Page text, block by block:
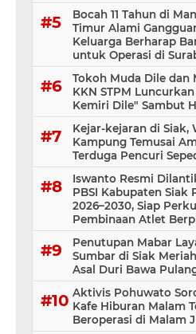
Bocah 11 Tahun di
Timur Alami
Keluarga Berharap
untuk Operasi di
Tokoh Muda Dile dan
KKN STPM
Kemiri Dile" Sambut
Kejar-kejaran di Siak,
Kampung Temusai
Terduga Pencuri
Iswanto Resmi
PBSI Kabupaten Siak
2026–2030, Siap
Pembinaan Atlet
Penutupan Mabar
Sumbar di Siak
Asal Duri Bawa
Aktivis Pohuwato
Kafe Hiburan Malam
Beroperasi di Malam